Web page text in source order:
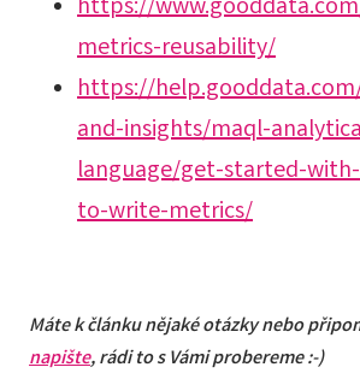
https://
metrics-reusability/
https://
and-insights/maql-
language/get-started-
to-write-metrics/
Máte k článku nějaké otázky nebo
napište, rádi to s Vámi probereme :-)